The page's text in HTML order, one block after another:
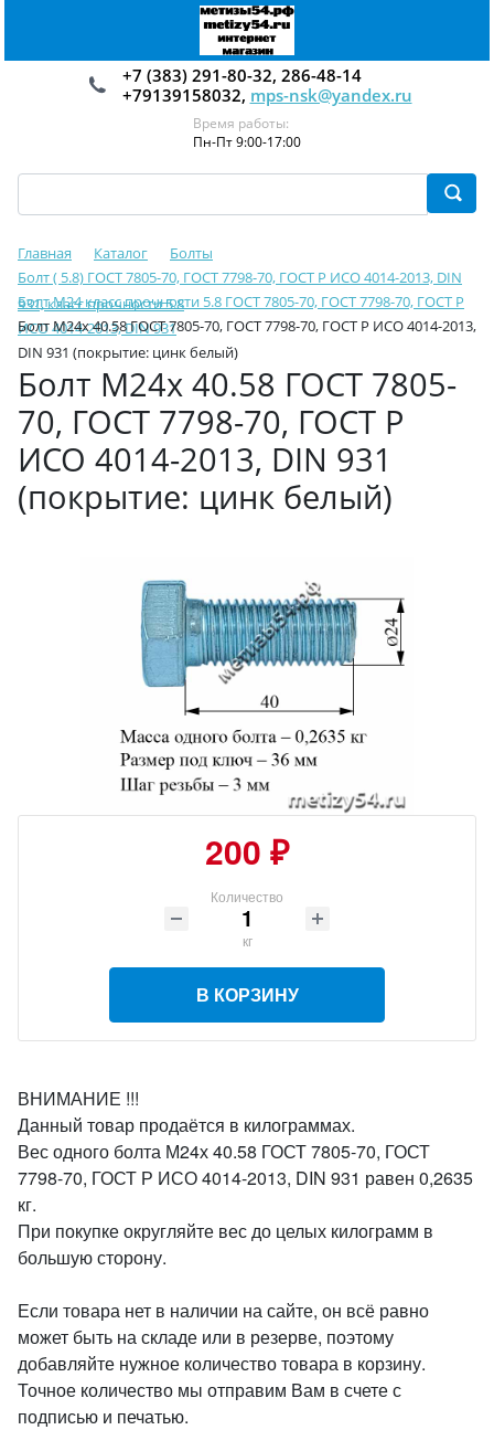
+7 (383) 291-80-32, 286-48-14
+79139158032, mps-nsk@yandex.ru
Время работы:
Пн-Пт 9:00-17:00
Главная Каталог
Болты
Болт ( 5.8) ГОСТ 7805-70, ГОСТ 7798-70, ГОСТ Р ИСО 4014-2013, DIN
931, класс прочности 5.8
Болт М24 класс прочности 5.8 ГОСТ 7805-70, ГОСТ 7798-70, ГОСТ Р
ИСО 4014-2013, DIN 931
Болт М24х 40.58 ГОСТ 7805-70, ГОСТ 7798-70, ГОСТ Р ИСО 4014-2013,
DIN 931 (покрытие: цинк белый)
Болт М24х 40.58 ГОСТ 7805-
70, ГОСТ 7798-70, ГОСТ Р
ИСО 4014-2013, DIN 931
(покрытие: цинк белый)
200 ₽
Количество
кг
В КОРЗИНУ
ВНИМАНИЕ !!!
Данный товар продаётся в килограммах.
Вес одного болта М24х 40.58 ГОСТ 7805-70, ГОСТ
7798-70, ГОСТ Р ИСО 4014-2013, DIN 931 равен 0,2635
кг.
При покупке округляйте вес до целых килограмм в
большую сторону.
Если товара нет в наличии на сайте, он всё равно
может быть на складе или в резерве, поэтому
добавляйте нужное количество товара в корзину.
Точное количество мы отправим Вам в счете с
подписью и печатью.